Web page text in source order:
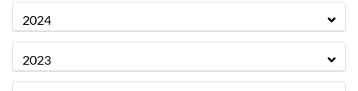
2024
2023